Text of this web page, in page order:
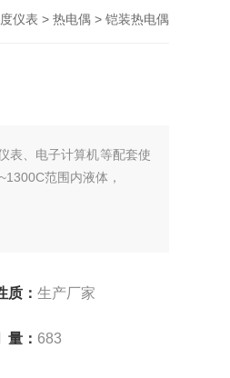
仪表 > 热电偶> 铠装热电偶
表、电子计算机等配套使
范围内液体，
质： 生产厂家
： 683